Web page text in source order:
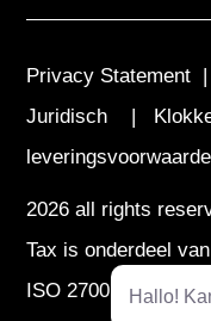
Privacy Statement
Juridisch |
2026 all rights
Tax is onderdeel van
ISO 27001 Hallo!